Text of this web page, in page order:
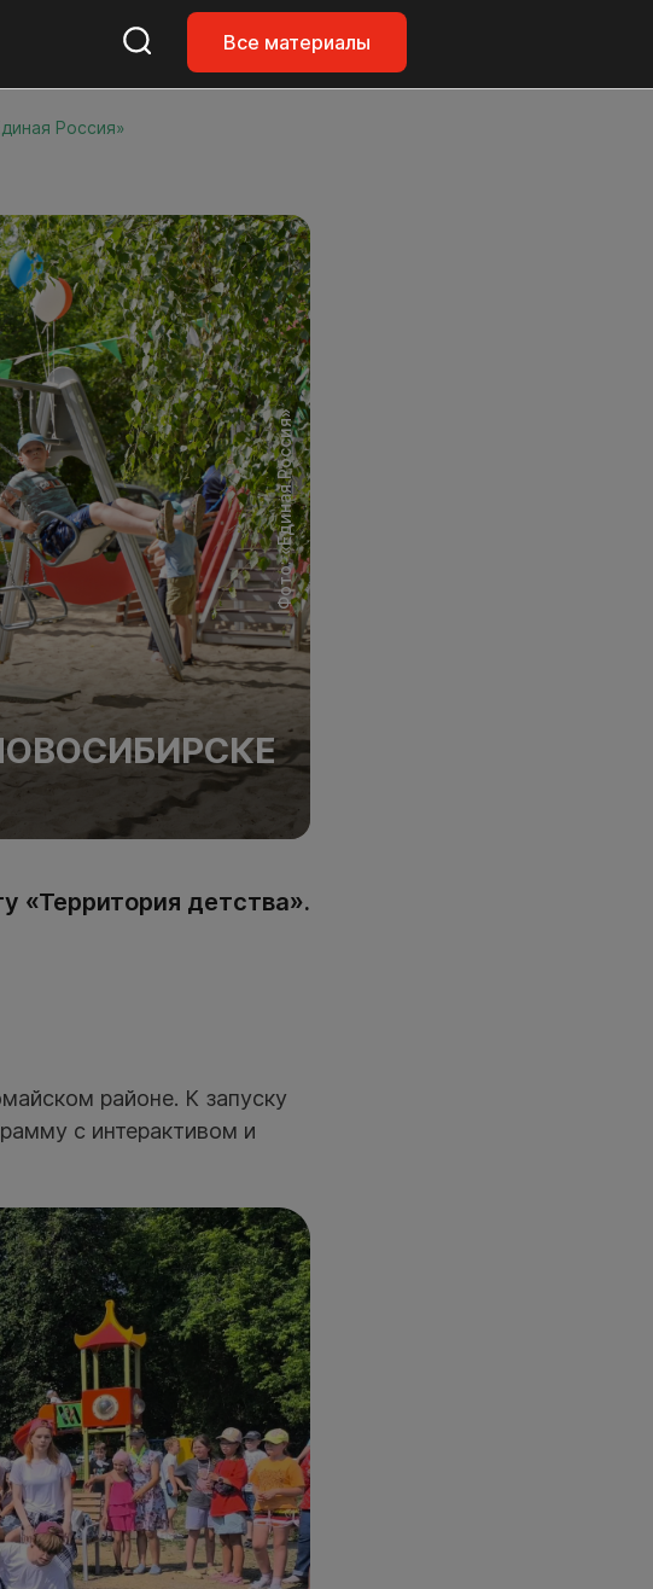
Все материалы
Россия»
Фото: «Единая Россия»
«Территория детства».
районе. К запуску
с интерактивом и